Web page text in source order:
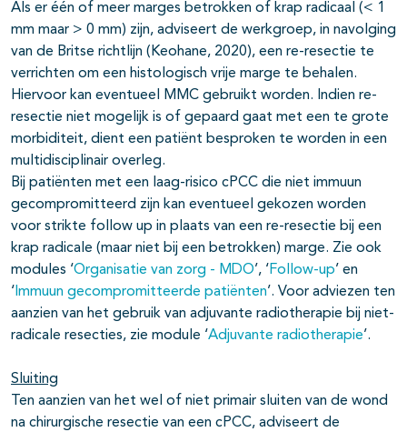
Als er één of meer marges betrokken of krap radicaal (< 1
mm maar > 0 mm) zijn, adviseert de werkgroep, in navolging
van de Britse richtlijn (Keohane, 2020), een re-resectie te
verrichten om een histologisch vrije marge te behalen.
Hiervoor kan eventueel MMC gebruikt worden. Indien re-
resectie niet mogelijk is of gepaard gaat met een te grote
morbiditeit, dient een patiënt besproken te worden in een
multidisciplinair overleg.
Bij patiënten met een laag-risico cPCC die niet immuun
gecompromitteerd zijn kan eventueel gekozen worden
voor strikte follow up in plaats van een re-resectie bij een
krap radicale (maar niet bij een betrokken) marge. Zie ook
modules ‘Organisatie van zorg - MDO’, ‘ Follow-up’ en
‘ Immuun gecompromitteerde patiënten’. Voor adviezen ten
aanzien van het gebruik van adjuvante radiotherapie bij niet-
radicale resecties, zie module ‘Adjuvante radiotherapie’.
Sluiting
Ten aanzien van het wel of niet primair sluiten van de wond
na chirurgische resectie van een cPCC, adviseert de